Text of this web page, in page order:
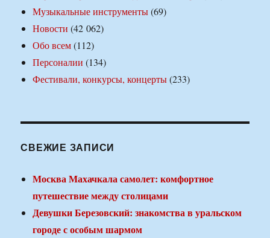
Музыкальные инструменты(69)
Новости (42 062)
Обо всем(112)
Персоналии (134)
Фестивали, конкурсы, концерты(233)
СВЕЖИЕ ЗАПИСИ
Москва Махачкала самолет: комфортное
путешествие между столицами
Девушки Березовский: знакомства в уральском
городе с особым шармом